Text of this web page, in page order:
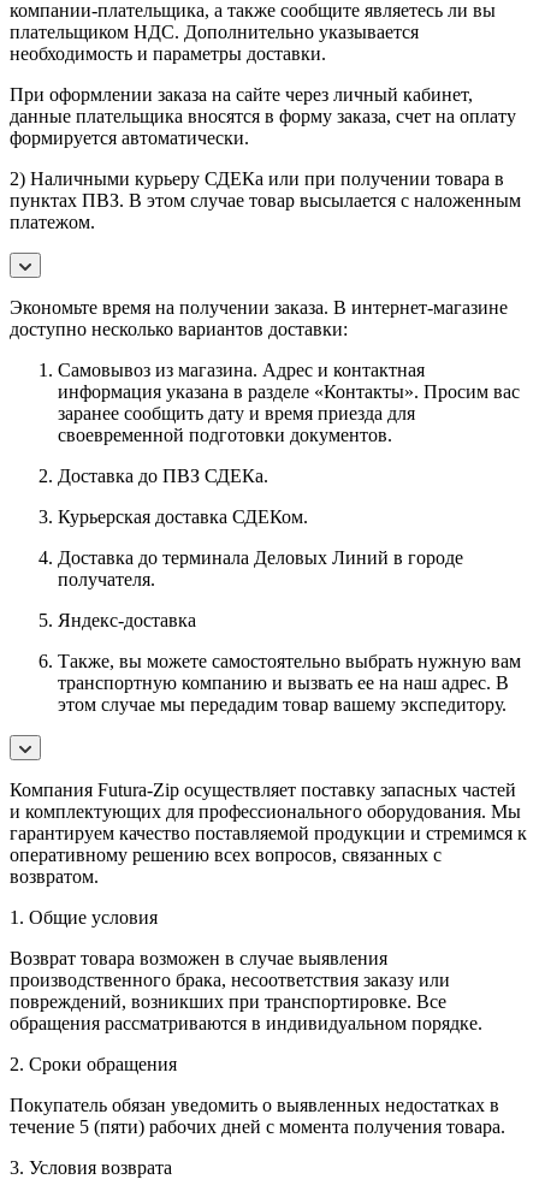
компании-плательщика, а также сообщите являетесь ли вы
плательщиком НДС. Дополнительно указывается
необходимость и параметры доставки.
При оформлении заказа на сайте через личный кабинет,
данные плательщика вносятся в форму заказа, счет на оплату
формируется автоматически.
2) Наличными курьеру СДЕКа или при получении товара в
пунктах ПВЗ. В этом случае товар высылается с наложенным
платежом.
Экономьте время на получении заказа. В интернет-магазине
доступно несколько вариантов доставки:
Самовывоз из магазина. Адрес и контактная
информация указана в разделе «Контакты». Просим вас
заранее сообщить дату и время приезда для
своевременной подготовки документов.
Доставка до ПВЗ СДЕКа.
Курьерская доставка СДЕКом.
Доставка до терминала Деловых Линий в городе
получателя.
Яндекс-доставка
Также, вы можете самостоятельно выбрать нужную вам
транспортную компанию и вызвать ее на наш адрес. В
этом случае мы передадим товар вашему экспедитору.
Компания Futura-Zip осуществляет поставку запасных частей
и комплектующих для профессионального оборудования. Мы
гарантируем качество поставляемой продукции и стремимся к
оперативному решению всех вопросов, связанных с
возвратом.
1. Общие условия
Возврат товара возможен в случае выявления
производственного брака, несоответствия заказу или
повреждений, возникших при транспортировке. Все
обращения рассматриваются в индивидуальном порядке.
2. Сроки обращения
Покупатель обязан уведомить о выявленных недостатках в
течение 5 (пяти) рабочих дней с момента получения товара.
3. Условия возврата